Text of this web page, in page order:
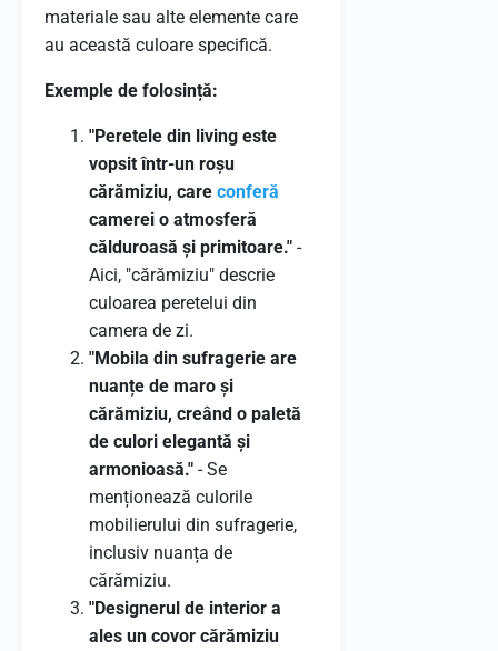
materiale sau alte elemente care
au această culoare specifică.
Exemple de folosință:
"Peretele din living este
vopsit într-un roșu
cărămiziu, care conferă
camerei o atmosferă
călduroasă și primitoare." -
Aici, "cărămiziu" descrie
culoarea peretelui din
camera de zi.
"Mobila din sufragerie are
nuanțe de maro și
cărămiziu, creând o paletă
de culori elegantă și
armonioasă." - Se
menționează culorile
mobilierului din sufragerie,
inclusiv nuanța de
cărămiziu.
"Designerul de interior a
ales un covor cărămiziu